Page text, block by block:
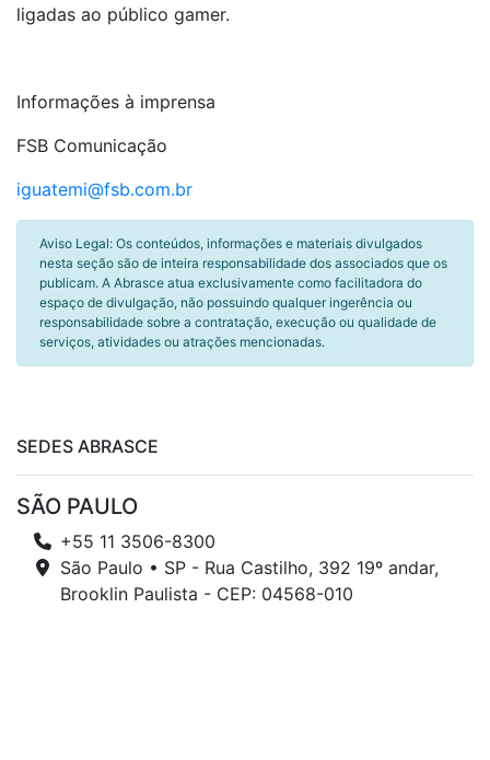
ligadas ao público gamer.
Informações à imprensa
FSB Comunicação
iguatemi@fsb.com.br
Aviso Legal: Os conteúdos, informações e materiais divulgados
nesta seção são de inteira responsabilidade dos associados que os
publicam. A Abrasce atua exclusivamente como facilitadora do
espaço de divulgação, não possuindo qualquer ingerência ou
responsabilidade sobre a contratação, execução ou qualidade de
serviços, atividades ou atrações mencionadas.
SEDES ABRASCE
SÃO PAULO
+55 11 3506-8300
São Paulo • SP - Rua Castilho, 392 19º andar,
Brooklin Paulista - CEP: 04568-010